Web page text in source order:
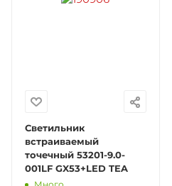
Светильник
встраиваемый
точечный 53201-9.0-
001LF GX53+LED TEA